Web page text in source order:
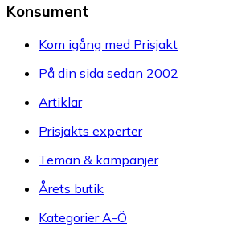
Konsument
Kom igång med Prisjakt
På din sida sedan 2002
Artiklar
Prisjakts experter
Teman & kampanjer
Årets butik
Kategorier A-Ö